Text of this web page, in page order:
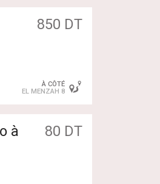
850 DT
À CÔTÉ
EL MENZAH 8
80 DT